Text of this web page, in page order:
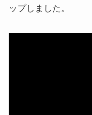
ップしました。